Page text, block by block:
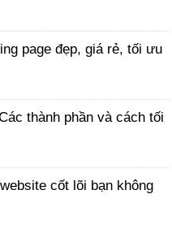
page đẹp, giá rẻ, tối ưu
thành phần và cách tối
cốt lõi bạn không